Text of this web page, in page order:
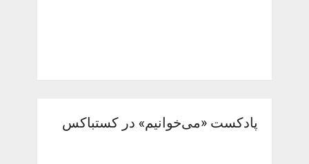
پادکست «می‌خوانیم» در کستباکس